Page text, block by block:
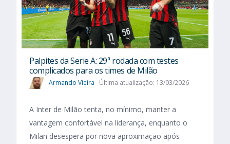
Palpites da Serie A: 29ª rodada com testes
complicados para os times de Milão
Armando Vieira Última atualização: 13/03/2026
A Inter de Milão tenta, no mínimo, manter a
vantagem confortável na liderança, enquanto o
Milan desespera por nova aproximação após